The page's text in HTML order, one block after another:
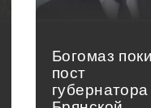
Богомаз
пост
губернатора